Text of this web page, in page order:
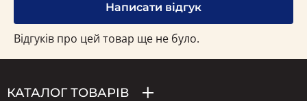
Написати відгук
Відгуків про цей товар ще не було.
КАТАЛОГ ТОВАРІВ